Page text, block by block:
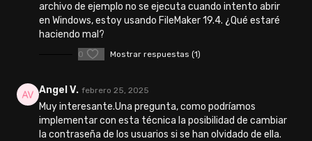
archivo de ejemplo no se ejecuta cuando intento abrir
en Windows, estoy usando FileMaker 19.4. ¿Qué estaré
haciendo mal?
0 Mostrar respuestas (1)
Angel V. febrero 25, 2025
Muy interesante.Una pregunta, como podríamos
implementar con esta técnica la posibilidad de cambiar
la contraseña de los usuarios si se han olvidado de ella.